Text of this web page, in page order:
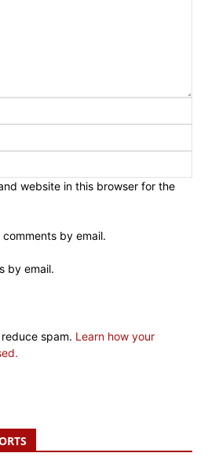
website in this browser for the
by email.
by email.
spam. Learn how your